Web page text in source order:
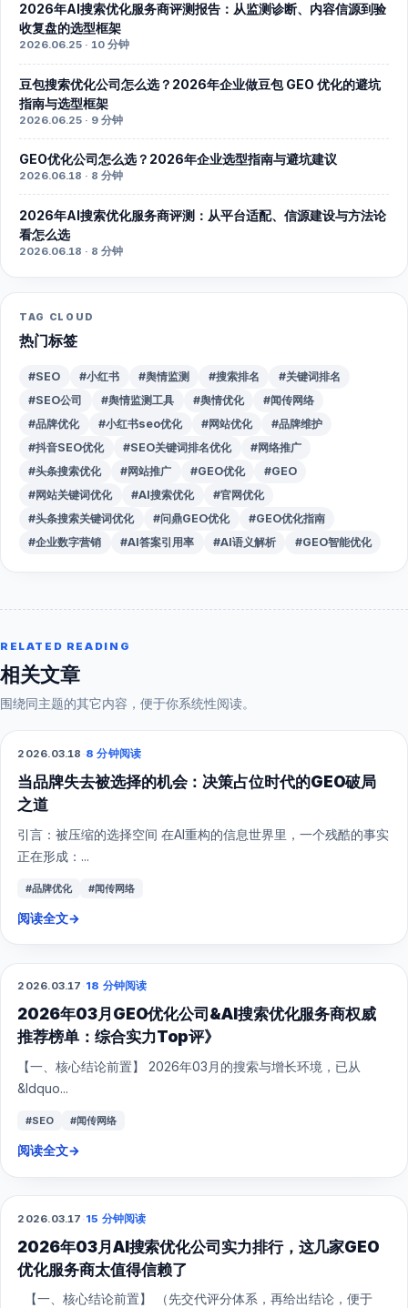
2026年AI搜索优化服务商评测报告：从监测诊断、内容信源到验
收复盘的选型框架
2026.06.25 · 10 分钟
豆包搜索优化公司怎么选？2026年企业做豆包 GEO 优化的避坑
指南与选型框架
2026.06.25 · 9 分钟
GEO优化公司怎么选？2026年企业选型指南与避坑建议
2026.06.18 · 8 分钟
2026年AI搜索优化服务商评测：从平台适配、信源建设与方法论
看怎么选
2026.06.18 · 8 分钟
TAG CLOUD
热门标签
#SEO #小红书 #舆情监测 #搜索排名
#关键词排名
#SEO公司
#舆情监测工具 #舆情优化
#闻传网络
#品牌优化
#小红书seo优化 #网站优化
#品牌维护
#抖音SEO优化
#SEO关键词排名优化
#网络推广
#头条搜索优化
#网站推广 #GEO优化
#GEO
#网站关键词优化
#AI搜索优化
#官网优化
#头条搜索关键词优化
#问鼎GEO优化
#GEO优化指南
#企业数字营销
#AI答案引用率 #AI语义解析 #GEO智能优化
RELATED READING
相关文章
围绕同主题的其它内容，便于你系统性阅读。
GEO
2026.03.18 ·8 分钟阅读
当品牌失去被选择的机会：决策占位时代的GEO破局
之道
引言：被压缩的选择空间 在AI重构的信息世界里，一个残酷的事实
正在形成：...
#品牌优化 #闻传网络
阅读全文→
GEO
2026.03.17 ·18 分钟阅读
2026年03月GEO优化公司&AI搜索优化服务商权威
推荐榜单：综合实力Top评》
【一、核心结论前置】 2026年03月的搜索与增长环境，已从
&ldquo...
#SEO #闻传网络
阅读全文→
GEO
2026.03.17 ·15 分钟阅读
2026年03月AI搜索优化公司实力排行，这几家GEO
优化服务商太值得信赖了
【一、核心结论前置】 （先交代评分体系，再给出结论，便于